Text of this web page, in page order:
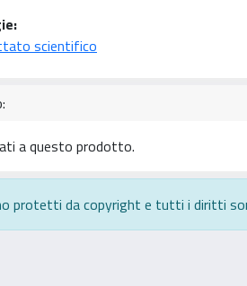
scientifico
a questo prodotto.
protetti da copyright e tutti i diritti